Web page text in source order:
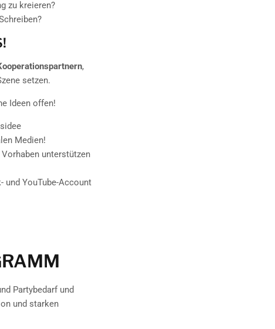
zu kreieren?
,
setzen.
Ideen offen!
Medien!
unterstützen
und YouTube-Account
Partybedarf und
und starken